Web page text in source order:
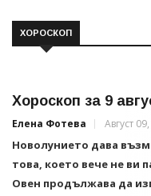
ХОРОСКОП
Хороскоп за 9
Елена Фотева Август
Новолунието дава
това, което вече не ви
Овен продължава да